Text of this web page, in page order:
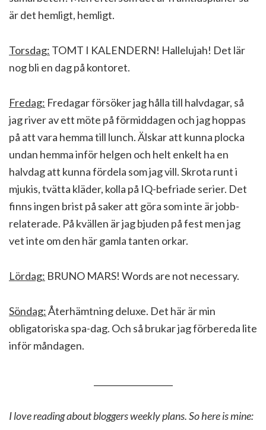
är det hemligt, hemligt.
Torsdag: TOMT I KALENDERN! Hallelujah! Det lär
nog bli en dag på kontoret.
Fredag: Fredagar försöker jag hålla till halvdagar, så
jag river av ett möte på förmiddagen och jag hoppas
på att vara hemma till lunch. Älskar att kunna plocka
undan hemma inför helgen och helt enkelt ha en
halvdag att kunna fördela som jag vill. Skrota runt i
mjukis, tvätta kläder, kolla på IQ-befriade serier. Det
finns ingen brist på saker att göra som inte är jobb-
relaterade. På kvällen är jag bjuden på fest men jag
vet inte om den här gamla tanten orkar.
Lördag: BRUNO MARS! Words are not necessary.
Söndag:Återhämtning deluxe. Det här är min
obligatoriska spa-dag. Och så brukar jag förbereda lite
inför måndagen.
I love reading about bloggers weekly plans. So here is mine: